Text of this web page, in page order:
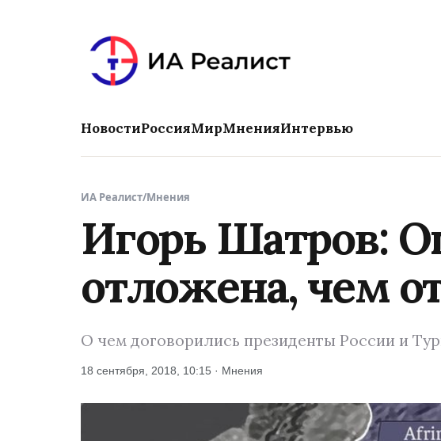
НовостиРоссияМирМненияИнтервью
ИА Реалист/Мнения
Игорь Шатров:
отложена, чем
О чем договорились президенты России и
18 сентября, 2018, 10:15 · Мнения